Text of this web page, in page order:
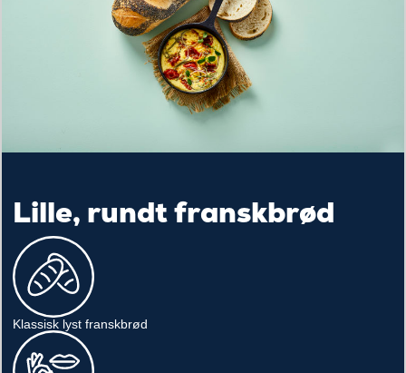
Lille, rundt franskbrød
Klassisk lyst franskbrød